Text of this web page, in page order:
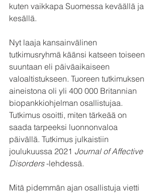
kuten vaikkapa Suomessa keväällä ja
kesällä.
Nyt laaja kansainvälinen
tutkimusryhmä käänsi katseen toiseen
suuntaan eli päiväaikaiseen
valoaltistukseen. Tuoreen tutkimuksen
aineistona oli yli 400 000 Britannian
biopankkiohjelman osallistujaa.
Tutkimus osoitti, miten tärkeää on
saada tarpeeksi luonnonvaloa
päivällä. Tutkimus julkaistiin
joulukuussa 2021 Journal of Affective
Disorders -lehdessä.
Mitä pidemmän ajan osallistuja vietti